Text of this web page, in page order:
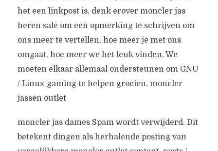
het een linkpost is, denk erover moncler jas
heren sale om een ​​opmerking te schrijven om
ons meer te vertellen, hoe meer je met ons
omgaat, hoe meer we het leuk vinden. We
moeten elkaar allemaal ondersteunen om GNU
/ Linux-gaming te helpen groeien. moncler
jassen outlet
moncler jas dames Spam wordt verwijderd. Dit
betekent dingen als herhalende posting van